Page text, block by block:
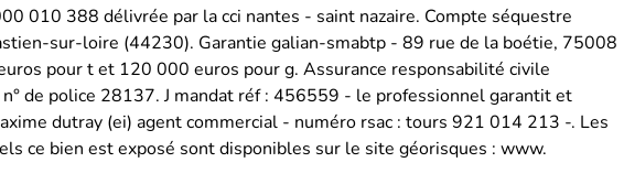
010 388 délivrée par la cci nantes - saint nazaire. Compte séquestre
sur-loire (44230). Garantie galian-smabtp - 89 rue de la boétie, 75008
pour t et 120 000 euros pour g. Assurance responsabilité civile
de police 28137. J mandat réf : 456559 - le professionnel garantit et
dutray (ei) agent commercial - numéro rsac : tours 921 014 213 -. Les
ce bien est exposé sont disponibles sur le site géorisques : www.